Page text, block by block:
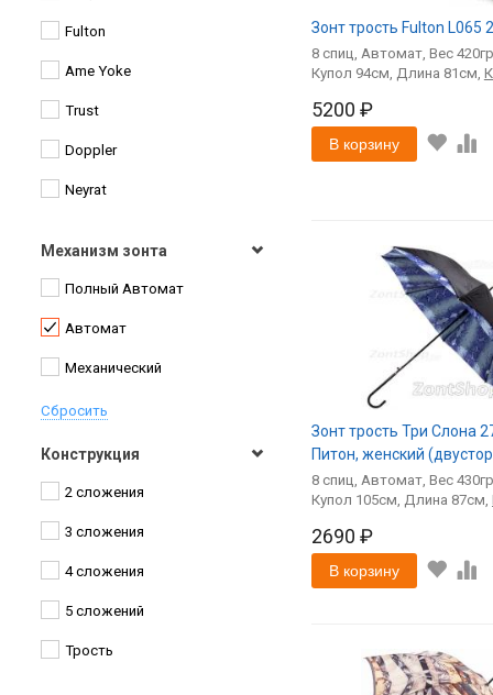
Fulton
Ame Yoke
Trust
Doppler
Neyrat
Chaju
Henry Backer
Механизм зонта
Полный Автомат
Автомат
Механический
Сбросить
Конструкция
2 сложения
3 сложения
4 сложения
5 сложений
Трость
Зонт трость Fulton L065
8спиц Автомат
420
94
81
5200 ₽
В корзину
Зонт трость Три Слона
Питон, женский
8спиц Автомат
430
105
87
2690 ₽
В корзину